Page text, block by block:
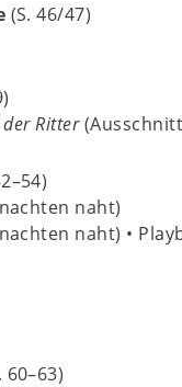
(S. 46/47)
der Ritter
naht)
naht) •
60–63)